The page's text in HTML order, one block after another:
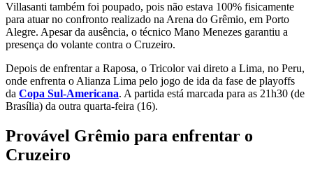
Villasanti também foi poupado, pois não estava 100% fisicamente
para atuar no confronto realizado na Arena do Grêmio, em Porto
Alegre. Apesar da ausência, o técnico Mano Menezes garantiu a
presença do volante contra o Cruzeiro.
Depois de enfrentar a Raposa, o Tricolor vai direto a Lima, no Peru,
onde enfrenta o Alianza Lima pelo jogo de ida da fase de playoffs
da Copa Sul-Americana. A partida está marcada para as 21h30 (de
Brasília) da outra quarta-feira (16).
Provável Grêmio para enfrentar o
Cruzeiro